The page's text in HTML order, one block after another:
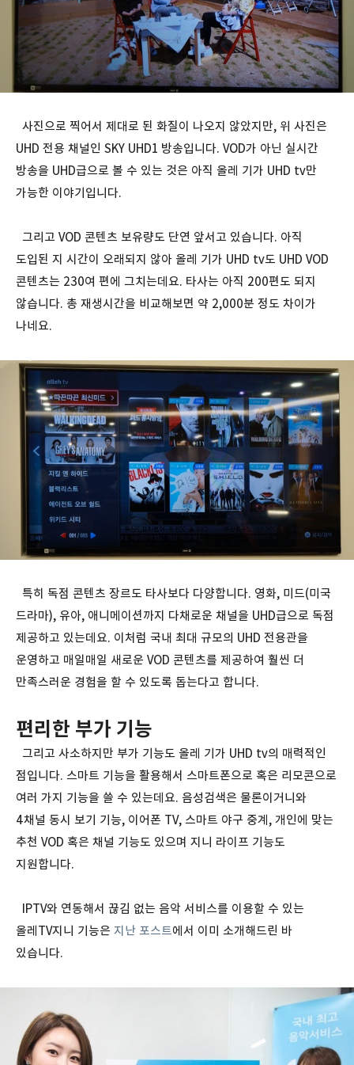
사진으로 찍어서 제대로 된 화질이 나오지 않았지만, 위 사진은
UHD 전용 채널인 SKY UHD1 방송입니다. VOD가 아닌 실시간
방송을 UHD급으로 볼 수 있는 것은 아직 올레 기가 UHD tv만
가능한 이야기입니다.
그리고 VOD 콘텐츠 보유량도 단연 앞서고 있습니다. 아직
도입된 지 시간이 오래되지 않아 올레 기가 UHD tv도 UHD VOD
콘텐츠는 230여 편에 그치는데요. 타사는 아직 200편도 되지
않습니다. 총 재생시간을 비교해보면 약 2,000분 정도 차이가
나네요.
특히 독점 콘텐츠 장르도 타사보다 다양합니다. 영화, 미드(미국
드라마), 유아, 애니메이션까지 다채로운 채널을 UHD급으로 독점
제공하고 있는데요. 이처럼 국내 최대 규모의 UHD 전용관을
운영하고 매일매일 새로운 VOD 콘텐츠를 제공하여 훨씬 더
만족스러운 경험을 할 수 있도록 돕는다고 합니다.
편리한 부가 기능
그리고 사소하지만 부가 기능도 올레 기가 UHD tv의 매력적인
점입니다. 스마트 기능을 활용해서 스마트폰으로 혹은 리모콘으로
여러 가지 기능을 쓸 수 있는데요. 음성검색은 물론이거니와
4채널 동시 보기 기능, 이어폰 TV, 스마트 야구 중계, 개인에 맞는
추천 VOD 혹은 채널 기능도 있으며 지니 라이프 기능도
지원합니다.
IPTV와 연동해서 끊김 없는 음악 서비스를 이용할 수 있는
올레TV지니 기능은 지난 포스트에서 이미 소개해드린 바
있습니다.